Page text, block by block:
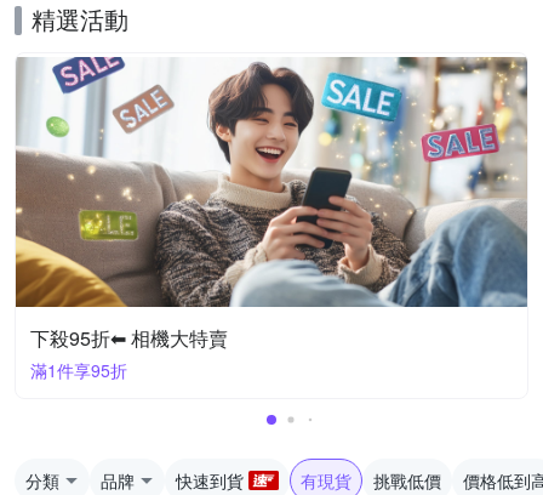
精選活動
下殺95折⬅︎ 相機大特賣
滿1件享95折
分類 品牌 快速到貨 有現貨 挑戰低價 價格低到